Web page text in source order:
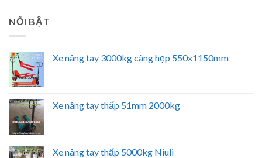
NỔI BẬT
Xe nâng tay 3000kg càng hẹp 550x1150mm
Xe nâng tay thấp 51mm 2000kg
Xe nâng tay thấp 5000kg Niuli